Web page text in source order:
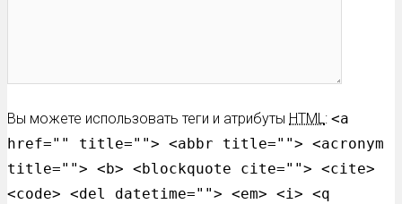
Вы можете использовать теги и атрибуты HTML: <a
href="" title=""> <abbr title=""> <acronym
title=""> <b> <blockquote cite=""> <cite>
<code> <del datetime=""> <em> <i> <q